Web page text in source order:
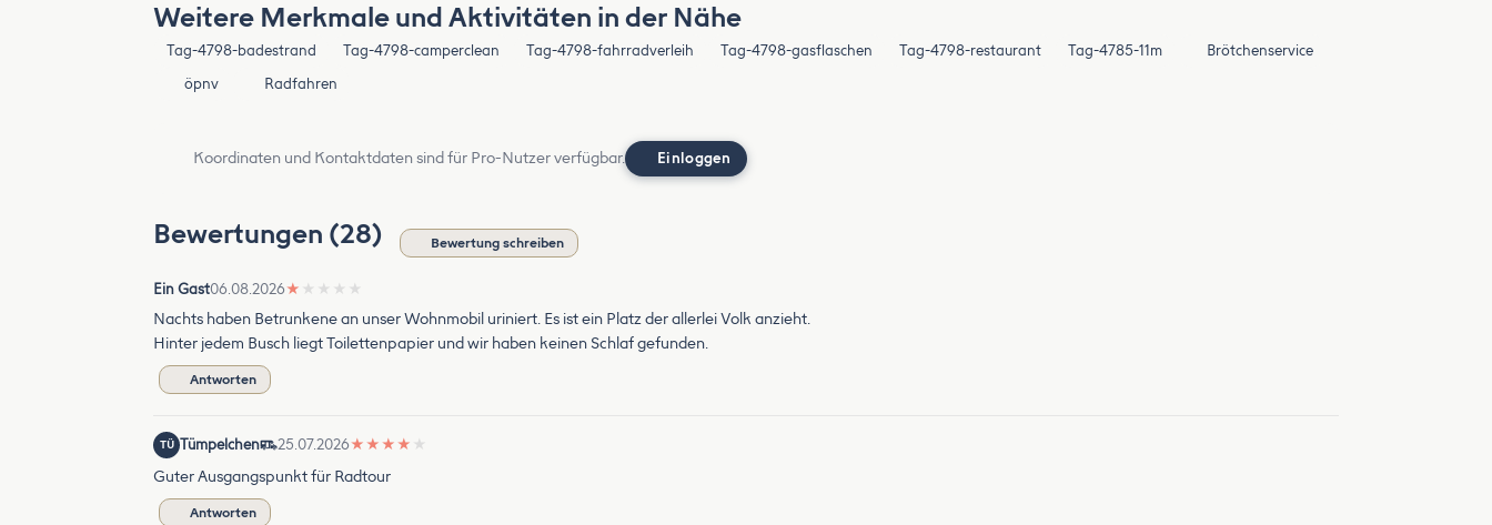
Weitere Merkmale und Aktivitäten in der Nähe
Tag-4798-badestrand Tag-4798-camperclean Tag-4798-fahrradverleih Tag-4798-gasflaschen Tag-4798-restaurant Tag-4785-11m
Brötchenservice
öpnv
Radfahren
Koordinaten und Kontaktdaten sind für Pro-Nutzer verfügbar. Einloggen
Bewertungen (28) Bewertung schreiben
Ein Gast06.08.2026★ ★ ★ ★ ★
Nachts haben Betrunkene an unser Wohnmobil uriniert. Es ist ein Platz der allerlei Volk anzieht.
Hinter jedem Busch liegt Toilettenpapier und wir haben keinen Schlaf gefunden.
Antworten
TÜ Tümpelchen 25.07.2026★ ★ ★ ★ ★
Guter Ausgangspunkt für Radtour
Antworten